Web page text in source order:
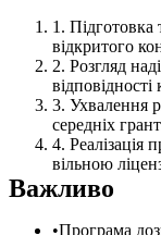
Підготовка
відкритого
Розгляд
Ухвалення
середніх
Реалізація
вільною
Важливо
Програма